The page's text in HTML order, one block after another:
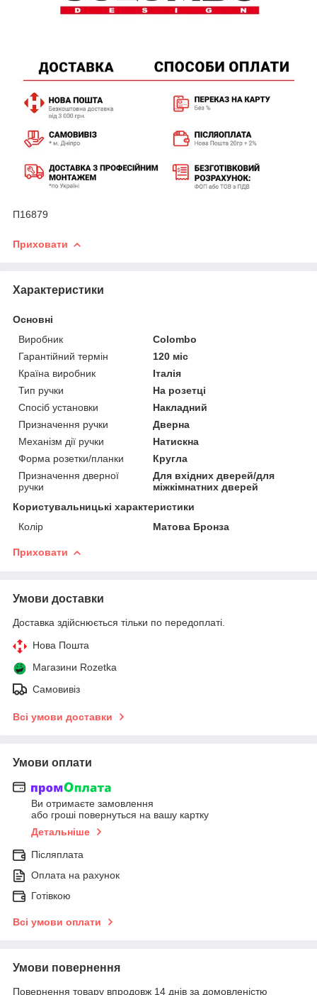
П16879
Приховати
Характеристики
Основні
Виробник
Colombo
Гарантійний термін
120 міс
Країна виробник
Італія
Тип ручки
На розетці
Спосіб установки
Накладний
Призначення ручки
Дверна
Механізм дії ручки
Натискна
Форма розетки/планки
Кругла
Призначення дверної
ручки
Для вхідних дверей/для
міжкімнатних дверей
Користувальницькі характеристики
Колір
Матова Бронза
Приховати
Умови доставки
Доставка здійснюється тільки по передоплаті.
Нова Пошта
Магазини Rozetka
Самовивіз
Всі умови доставки
Умови оплати
Ви отримаєте замовлення
або гроші повернуться на вашу картку
Детальніше
Післяплата
Оплата на рахунок
Готівкою
Всі умови оплати
Умови повернення
Повернення товару впродовж 14 днів за домовленістю